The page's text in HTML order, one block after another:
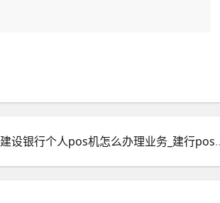
下一篇：建设银行个